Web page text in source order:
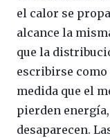
el calor se
alcance la
que la
escribirse como
medida que el
pierden
desaparecen.